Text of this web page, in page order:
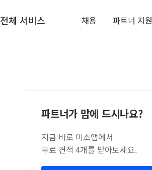
전체 서비스 채용 파트너 지원
파트너가 맘에 드시나요?
지금 바로 미소앱에서
무료 견적 4개를 받아보세요.